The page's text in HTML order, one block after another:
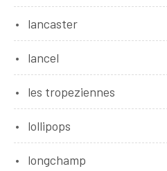
lancaster
lancel
les tropeziennes
lollipops
longchamp